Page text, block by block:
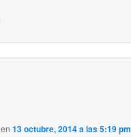
en13 octubre, 2014 a las 5:19 pm